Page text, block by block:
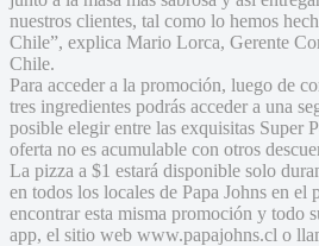
nuestros clientes, tal como lo hemos
Chile”, explica Mario Lorca, Gerente
Chile.
Para acceder a la promoción, luego de
tres ingredientes podrás acceder a una
posible elegir entre las exquisitas Super
oferta no es acumulable con otros
La pizza a $1 estará disponible solo
en todos los locales de Papa Johns en el
encontrar esta misma promoción y todo
app, el sitio web www.papajohns.cl o